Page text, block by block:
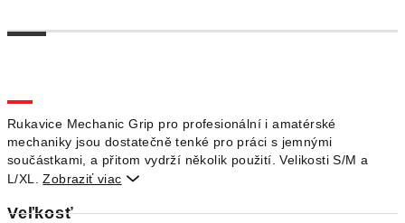
Rukavice Mechanic Grip pro profesionální i amatérské
mechaniky jsou dostatečně tenké pro práci s jemnými
součástkami, a přitom vydrží několik použití. Velikosti S/M a
L/XL.Zobraziť viac 
Veľkosť